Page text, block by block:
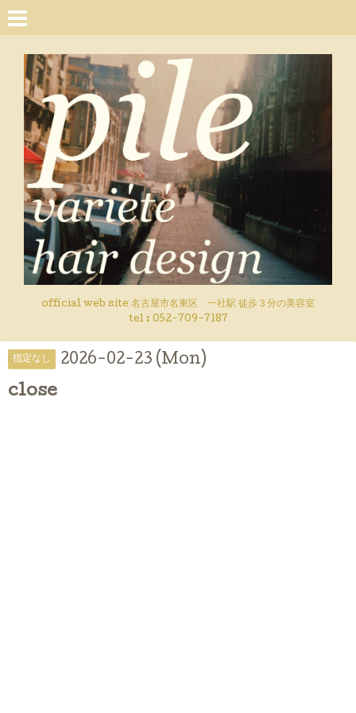
official web site 名古屋市名東区 一社駅 徒歩３分の美容室
tel : 052-709-7187
指定なし 2026-02-23 (Mon)
close